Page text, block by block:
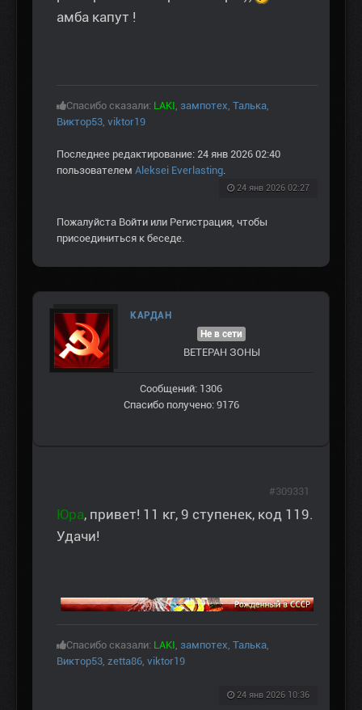
амба капут !
Спасибо сказали: LAKI, зампотех, Талька,
Виктор53, viktor19
Последнее редактирование: 24 янв 2026 02:40
пользователем Aleksei Everlasting.
24 янв 2026 02:27
Пожалуйста Войти или Регистрация, чтобы
присоединиться к беседе.
КАРДАН
Не в сети
ВЕТЕРАН ЗOНЫ
Сообщений: 1306
Спасибо получено: 9176
Юра, привет! 11 кг, 9 ступенек, код 119.
Удачи!
Спасибо сказали: LAKI, зампотех, Талька,
Виктор53, zetta86, viktor19
24 янв 2026 10:36
#309331